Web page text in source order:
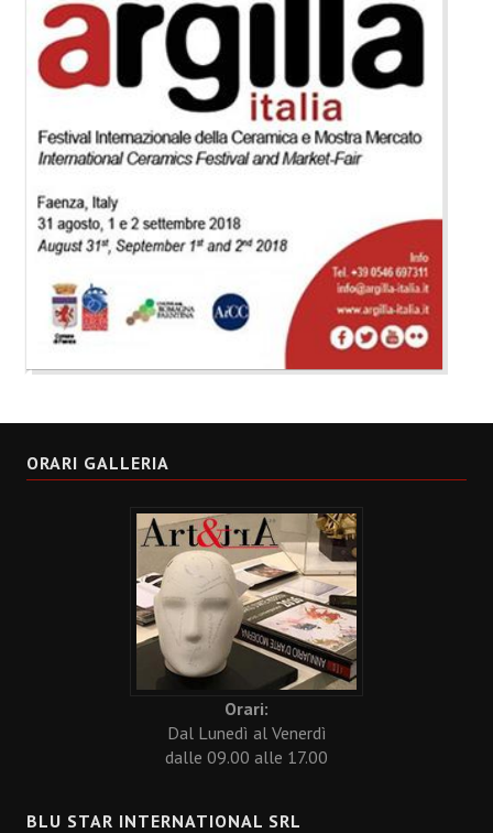
ORARI GALLERIA
Orari:
Dal Lunedì al Venerdì
dalle 09.00 alle 17.00
BLU STAR INTERNATIONAL SRL